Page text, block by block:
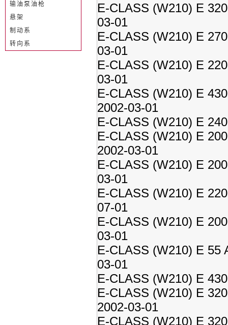
E-CLASS (W210) E
03-01
E-CLASS (W210) E
03-01
E-CLASS (W210) E
03-01
E-CLASS (W210) E
2002-03-01
E-CLASS (W210) E
E-CLASS (W210) E
2002-03-01
E-CLASS (W210) E
03-01
E-CLASS (W210) E
07-01
E-CLASS (W210) E
03-01
E-CLASS (W210) E 55
03-01
E-CLASS (W210) E
E-CLASS (W210) E
2002-03-01
E-CLASS (W210) E
输油泵油枪
悬架
制动系
转向系